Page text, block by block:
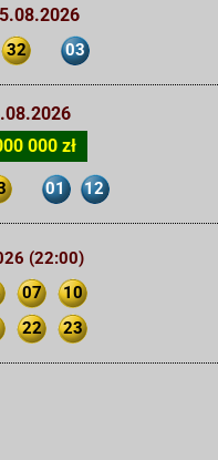
32 03
000 zł
01 12
(22:00)
07
10
22 23